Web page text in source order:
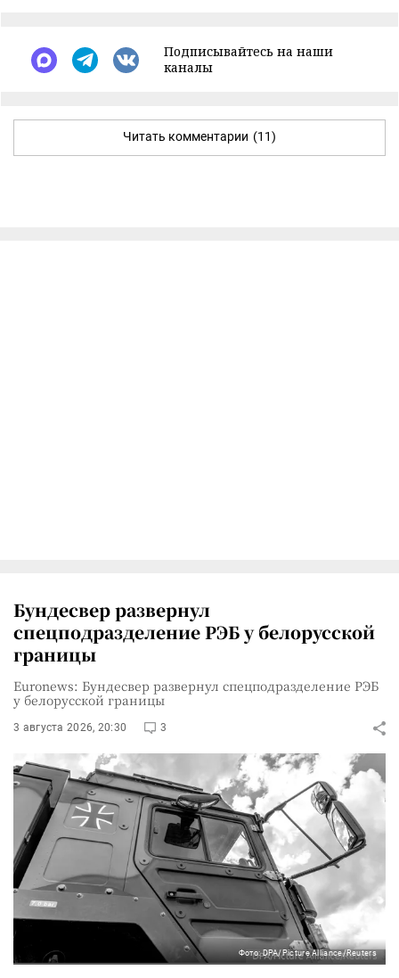
Подписывайтесь на наши
каналы
Читать комментарии (11)
Бундесвер развернул
спецподразделение РЭБ у белорусской
границы
Euronews: Бундесвер развернул спецподразделение РЭБ
у белорусской границы
3 августа 2026, 20:30 3
Фото: DPA/Picture Alliance/Reuters